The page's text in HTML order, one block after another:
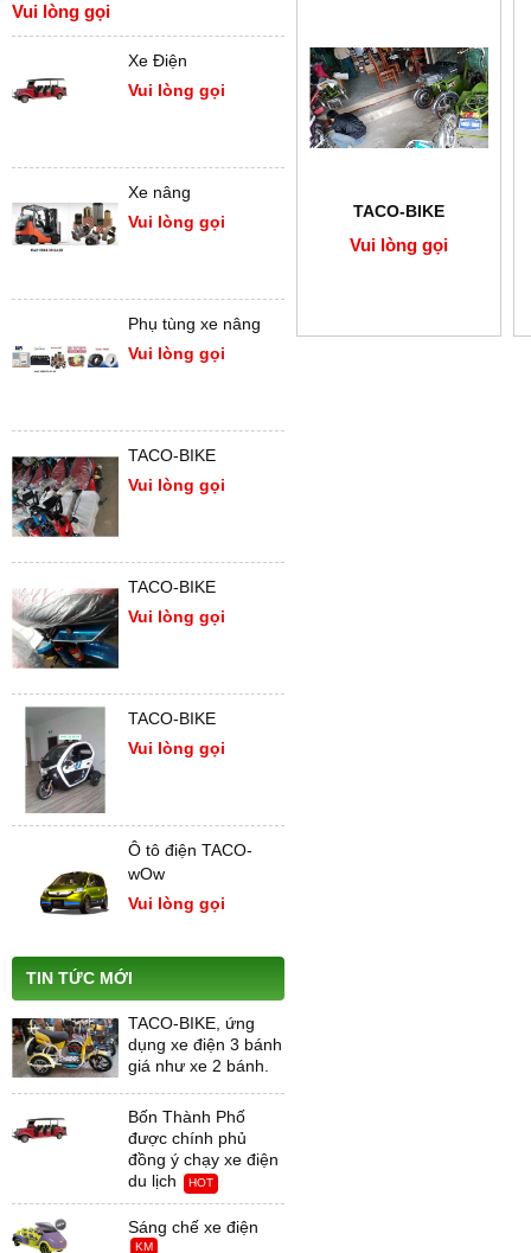
Vui lòng gọi
Xe Điện
Vui lòng gọi
Xe nâng
Vui lòng gọi
Phụ tùng xe nâng
Vui lòng gọi
TACO-BIKE
Vui lòng gọi
TACO-BIKE
Vui lòng gọi
TACO-BIKE
Vui lòng gọi
Ô tô điện TACO-
wOw
Vui lòng gọi
TIN TỨC MỚI
TACO-BIKE, ứng
dụng xe điện 3 bánh
giá như xe 2 bánh.
Bốn Thành Phố
được chính phủ
đồng ý chạy xe điện
du lịch
HOT
Sáng chế xe điện
KM
TACO-BIKE
Vui lòng gọi